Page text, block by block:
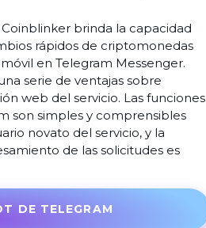
brinda la capacidad
rápidos de criptomonedas
en Telegram Messenger.
serie de ventajas sobre
web del servicio. Las funciones
son simples y comprensibles
novato del servicio, y la
de las solicitudes es
DE TELEGRAM